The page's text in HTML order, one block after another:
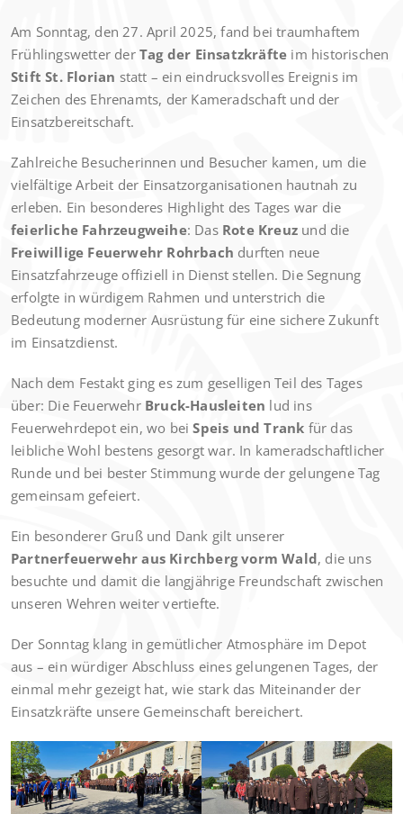
Am Sonntag, den 27. April 2025, fand bei traumhaftem
Frühlingswetter der Tag der Einsatzkräfte im historischen
Stift St. Florian statt – ein eindrucksvolles Ereignis im
Zeichen des Ehrenamts, der Kameradschaft und der
Einsatzbereitschaft.
Zahlreiche Besucherinnen und Besucher kamen, um die
vielfältige Arbeit der Einsatzorganisationen hautnah zu
erleben. Ein besonderes Highlight des Tages war die
feierliche Fahrzeugweihe: Das Rote Kreuz und die
Freiwillige Feuerwehr Rohrbach durften neue
Einsatzfahrzeuge offiziell in Dienst stellen. Die Segnung
erfolgte in würdigem Rahmen und unterstrich die
Bedeutung moderner Ausrüstung für eine sichere Zukunft
im Einsatzdienst.
Nach dem Festakt ging es zum geselligen Teil des Tages
über: Die Feuerwehr Bruck-Hausleiten lud ins
Feuerwehrdepot ein, wo beiSpeis und Trank für das
leibliche Wohl bestens gesorgt war. In kameradschaftlicher
Runde und bei bester Stimmung wurde der gelungene Tag
gemeinsam gefeiert.
Ein besonderer Gruß und Dank gilt unserer
Partnerfeuerwehr aus Kirchberg vorm Wald, die uns
besuchte und damit die langjährige Freundschaft zwischen
unseren Wehren weiter vertiefte.
Der Sonntag klang in gemütlicher Atmosphäre im Depot
aus – ein würdiger Abschluss eines gelungenen Tages, der
einmal mehr gezeigt hat, wie stark das Miteinander der
Einsatzkräfte unsere Gemeinschaft bereichert.